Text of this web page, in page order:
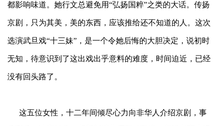
都影响味道。她行文总避免用“弘扬国粹”之类的大话。传扬
京剧，只为其美，美的东西，应该推给还不知道的人。这次
选演武旦戏“十三妹”，是一个令她后悔的大胆决定，说初时
无知，待意识到了这出戏出乎意料的难度，时间迫近，已经
没有回头路了。
这五位女性，十二年间倾尽心力向非华人介绍京剧，事